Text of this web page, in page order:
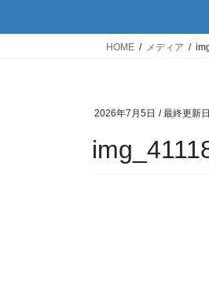
HOME メディア
2026年7月5日 / 最終更新